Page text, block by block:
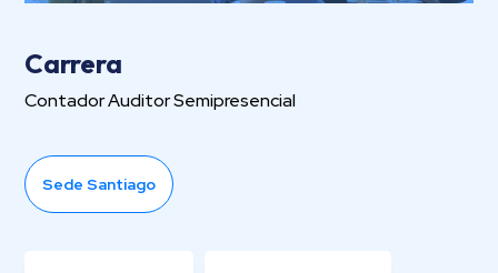
Carrera
Contador Auditor Semipresencial
Sede Santiago